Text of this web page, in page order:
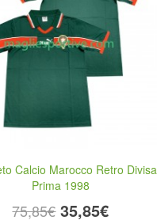
Calcio Marocco Retro Divisa
Prima 1998
75,85€ 35,85€